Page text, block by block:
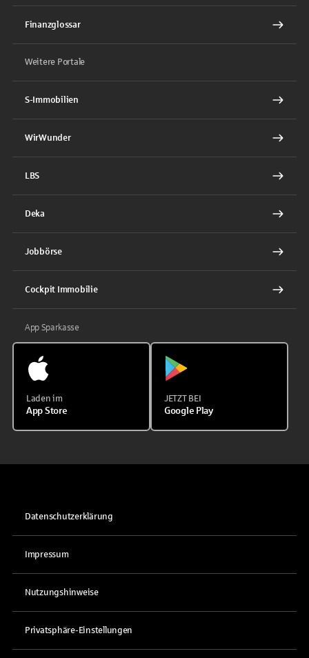
Finanzglossar
Weitere Portale
S-Immobilien
WirWunder
LBS
Deka
Jobbörse
Cockpit Immobilie
App Sparkasse
Laden im
App Store
JETZT BEI
Google Play
Datenschutzerklärung
Impressum
Nutzungshinweise
Privatsphäre-Einstellungen